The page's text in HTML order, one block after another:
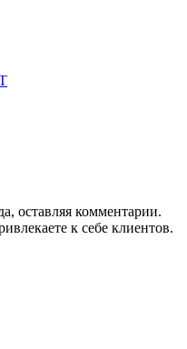
оставляя комментарии.
к себе клиентов.